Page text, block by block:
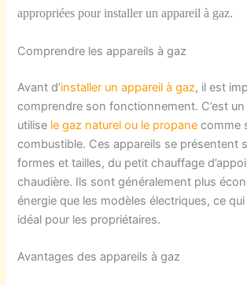
appropriées pour installer un appareil à gaz.
Comprendre les appareils à gaz
Avant d’installer un appareil à gaz, il est
comprendre son fonctionnement. C’est
utilise le gaz naturel ou le propanecomme
combustible. Ces appareils se présentent
formes et tailles, du petit chauffage
chaudière. Ils sont généralement plus
énergie que les modèles électriques, ce
idéal pour les propriétaires.
Avantages des appareils à gaz